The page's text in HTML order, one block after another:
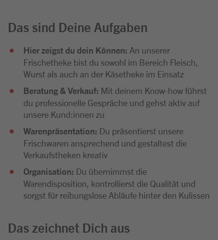
Das sind Deine Aufgaben
Hier zeigst du dein Können: An unserer
Frischetheke bist du sowohl im Bereich Fleisch,
Wurst als auch an der Käsetheke im Einsatz
Beratung & Verkauf: Mit deinem Know-how führst
du professionelle Gespräche und gehst aktiv auf
unsere Kund:innen zu
Warenpräsentation: Du präsentierst unsere
Frischwaren ansprechend und gestaltest die
Verkaufstheken kreativ
Organisation: Du übernimmst die
Warendisposition, kontrollierst die Qualität und
sorgst für reibungslose Abläufe hinter den Kulissen
Das zeichnet Dich aus